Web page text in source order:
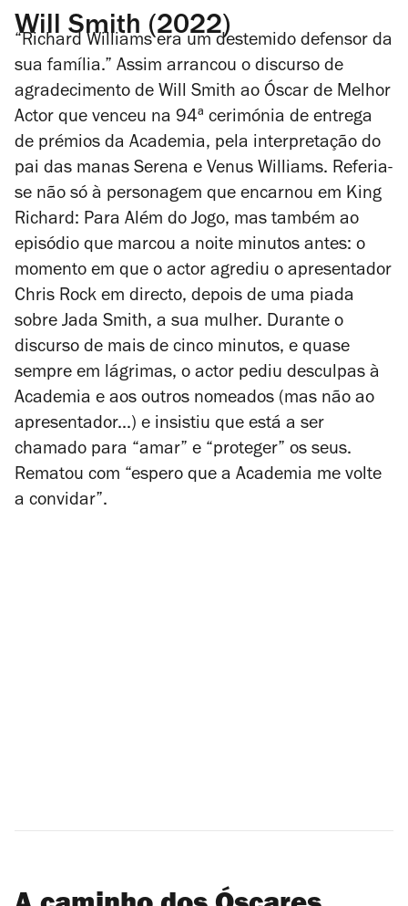
Will Smith (2022)
Richard Williams era um destemido defensor da
sua família.” Assim arrancou o discurso de
agradecimento de Will Smith ao Óscar de Melhor
Actor que venceu na 94ª cerimónia de entrega
de prémios da Academia, pela interpretação do
pai das manas Serena e Venus Williams. Referia-
se não só à personagem que encarnou em King
Richard: Para Além do Jogo, mas também ao
episódio que marcou a noite minutos antes: o
momento em que o actor agrediu o apresentador
Chris Rock em directo, depois de uma piada
sobre Jada Smith, a sua mulher. Durante o
discurso de mais de cinco minutos, e quase
sempre em lágrimas, o actor pediu desculpas à
Academia e aos outros nomeados (mas não ao
apresentador...) e insistiu que está a ser
chamado para
amar” e proteger” os seus.
Rematou com
espero que a Academia me volte
a convidar” .